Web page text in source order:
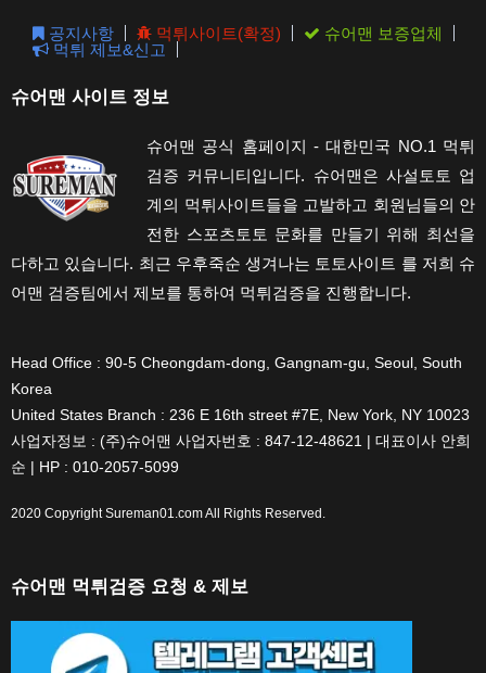
공지사항 먹튀사이트(확정)
슈어맨 보증업체
먹튀 제보&신고
슈어맨 사이트 정보
슈어맨 공식 홈페이지 - 대한민국 NO.1 먹튀
검증 커뮤니티입니다. 슈어맨은 사설토토 업
계의 먹튀사이트들을 고발하고 회원님들의 안
전한 스포츠토토 문화를 만들기 위해 최선을
다하고 있습니다. 최근 우후죽순 생겨나는 토토사이트 를 저희 슈
어맨 검증팀에서 제보를 통하여 먹튀검증을 진행합니다.
Head Office : 90-5 Cheongdam-dong, Gangnam-gu, Seoul, South
Korea
United States Branch : 236 E 16th street #7E, New York, NY 10023
사업자정보 : (주)슈어맨 사업자번호 : 847-12-48621 | 대표이사 안희
순 | HP : 010-2057-5099
2020 CopyrightSureman01.comAll Rights Reserved.
슈어맨 먹튀검증 요청 & 제보